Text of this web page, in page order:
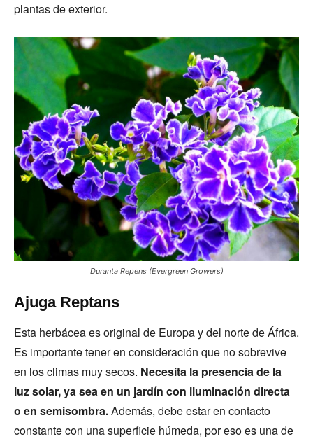
plantas de exterior.
Duranta Repens (Evergreen Growers)
Ajuga Reptans
Esta herbácea es original de Europa y del norte de África.
Es importante tener en consideración que no sobrevive
en los climas muy secos. Necesita la presencia de la
luz solar, ya sea en un jardín con iluminación directa
o en semisombra.Además, debe estar en contacto
constante con una superficie húmeda, por eso es una de